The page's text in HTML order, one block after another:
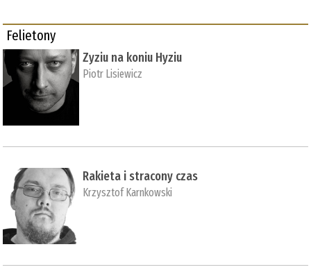
Felietony
Zyziu na koniu Hyziu
Piotr Lisiewicz
Rakieta i stracony czas
Krzysztof Karnkowski